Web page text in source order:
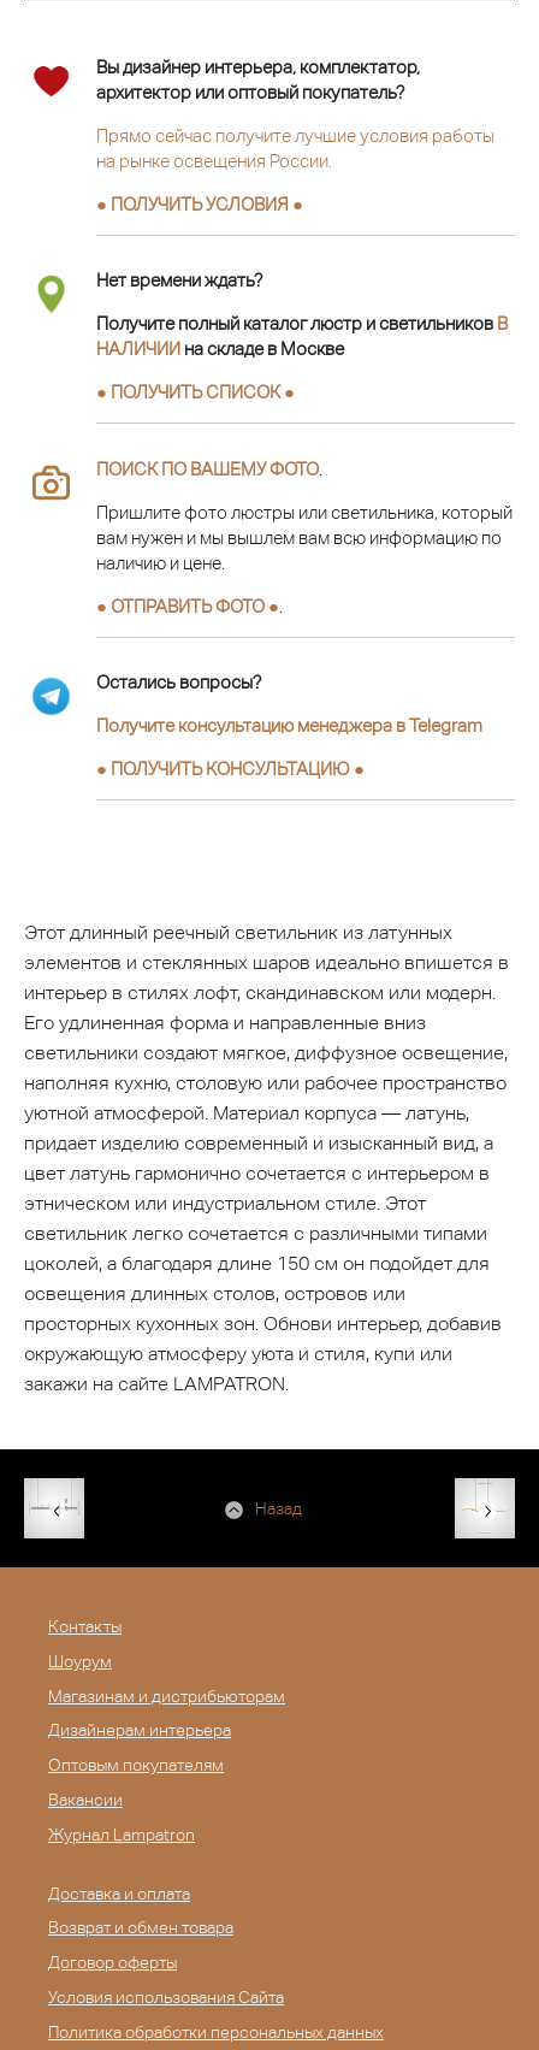
Вы дизайнер интерьера, комплектатор,
архитектор или оптовый покупатель?
Прямо сейчас получите лучшие условия работы
на рынке освещения России.
● ПОЛУЧИТЬ УСЛОВИЯ ●
Нет времени ждать?
Получите полный каталог люстр и светильников В
НАЛИЧИИ на складе в Москве
● ПОЛУЧИТЬ СПИСОК ●
ПОИСК ПО ВАШЕМУ ФОТО
Пришлите фото люстры или светильника, который
вам нужен и мы вышлем вам всю информацию по
наличию и цене.
● ОТПРАВИТЬ ФОТО ●
Остались вопросы?
Получите консультацию менеджера в Telegram
● ПОЛУЧИТЬ КОНСУЛЬТАЦИЮ ●
Этот длинный реечный светильник из латунных
элементов и стеклянных шаров идеально впишется в
интерьер в стилях лофт, скандинавском или модерн.
Его удлиненная форма и направленные вниз
светильники создают мягкое, диффузное освещение,
наполняя кухню, столовую или рабочее пространство
уютной атмосферой. Материал корпуса — латунь,
придает изделию современный и изысканный вид, а
цвет латунь гармонично сочетается с интерьером в
этническом или индустриальном стиле. Этот
светильник легко сочетается с различными типами
цоколей, а благодаря длине 150 см он подойдет для
освещения длинных столов, островов или
просторных кухонных зон. Обнови интерьер, добавив
окружающую атмосферу уюта и стиля, купи или
закажи на сайте LAMPATRON.
Назад
Контакты
Шоурум
Магазинам и дистрибьюторам
Дизайнерам интерьера
Оптовым покупателям
Вакансии
Журнал Lampatron
Доставка и оплата
Возврат и обмен товара
Договор оферты
Условия использования Сайта
Политика обработки персональных данных